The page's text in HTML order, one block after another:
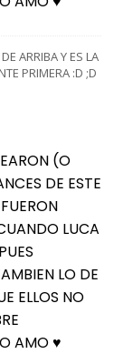
ARRIBA Y ES LA
PRIMERA :D ;D
(O
DE ESTE
LUCA
LO DE
ELLOS NO
AMO ♥